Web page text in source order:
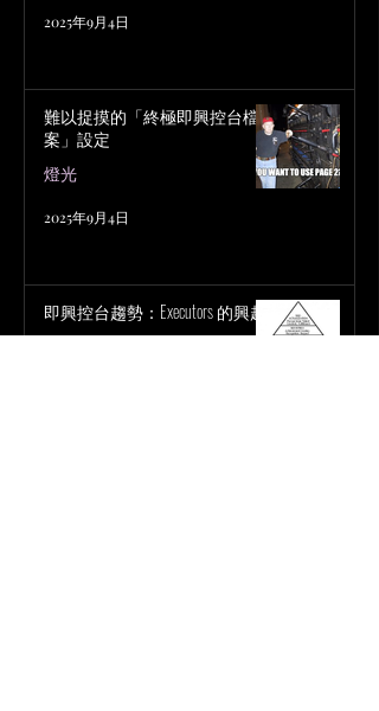
2025年9月4日
難以捉摸的「終極即興控台檔
案」設定
燈光
2025年9月4日
即興控台趨勢：Executors 的興起